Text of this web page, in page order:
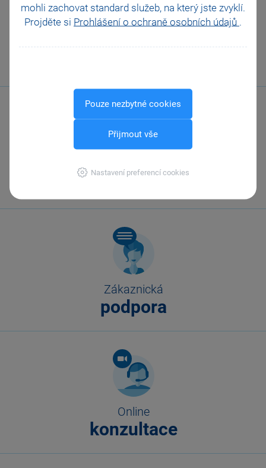
mohli zachovat standard služeb, na který jste zvyklí.
Projděte si Prohlášení o ochraně osobních údajů .
Pouze nezbytné cookies
Přijmout vše
Nastavení preferencí cookies
odpověď?
Zavolejte nám
Zákaznická
podpora
Online
konzultace